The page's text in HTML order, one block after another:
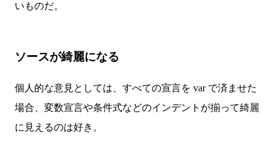
いものだ。
ソースが綺麗になる
個人的な意見としては、すべての宣言を var で済ませた
場合、変数宣言や条件式などのインデントが揃って綺麗
に見えるのは好き。